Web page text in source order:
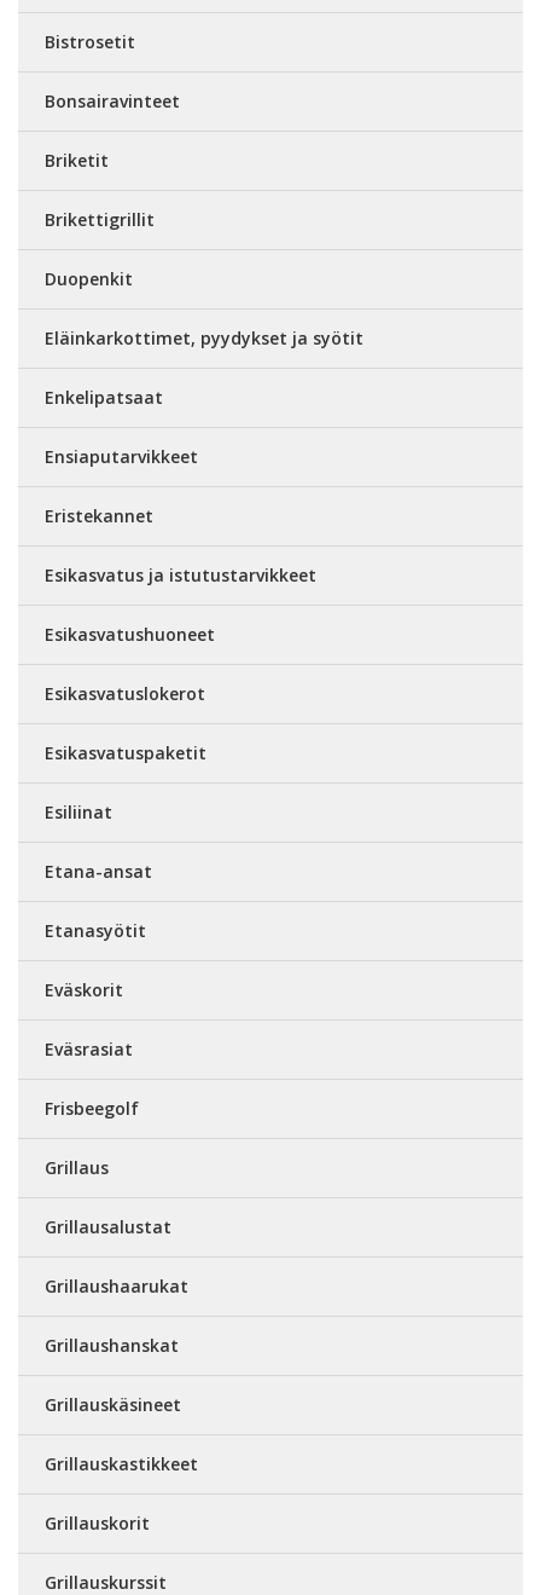
Bistrosetit
Bonsairavinteet
Briketit
Brikettigrillit
Duopenkit
Eläinkarkottimet, pyydykset ja syötit
Enkelipatsaat
Ensiaputarvikkeet
Eristekannet
Esikasvatus ja istutustarvikkeet
Esikasvatushuoneet
Esikasvatuslokerot
Esikasvatuspaketit
Esiliinat
Etana-ansat
Etanasyötit
Eväskorit
Eväsrasiat
Frisbeegolf
Grillaus
Grillausalustat
Grillaushaarukat
Grillaushanskat
Grillauskäsineet
Grillauskastikkeet
Grillauskorit
Grillauskurssit